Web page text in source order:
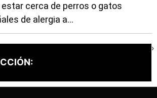
cerca de perros o gatos
de alergia a...
›